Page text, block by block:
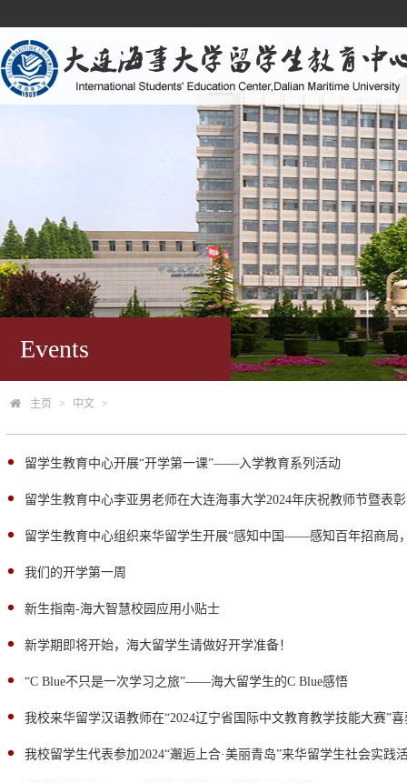
Events
主页 > 中文 >
留学生教育中心开展“开学第一课”——入学教育系列活动
留学生教育中心李亚男老师在大连海事大学2024年庆祝教师节暨表
留学生教育中心组织来华留学生开展“感知中国——感知百年招商局
我们的开学第一周
新生指南-海大智慧校园应用小贴士
新学期即将开始，海大留学生请做好开学准备！
“C Blue不只是一次学习之旅”——海大留学生的C Blue感悟
我校来华留学汉语教师在“2024辽宁省国际中文教育教学技能大赛”
我校留学生代表参加2024“邂逅上合·美丽青岛”来华留学生社会实践